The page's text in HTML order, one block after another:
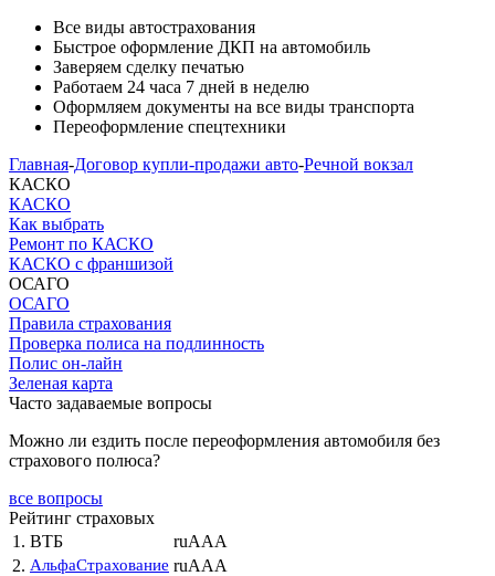
Все виды автострахования
Быстрое оформление ДКП на автомобиль
Заверяем сделку печатью
Работаем 24 часа 7 дней в неделю
Оформляем документы на все виды транспорта
Переоформление спецтехники
Главная-Договор купли-продажи авто-Речной вокзал
КАСКО
КАСКО
Как выбрать
Ремонт по КАСКО
КАСКО с франшизой
ОСАГО
ОСАГО
Правила страхования
Проверка полиса на подлинность
Полис он-лайн
Зеленая карта
Часто задаваемые вопросы
Можно ли ездить после переоформления автомобиля без
страхового полюса?
все вопросы
Рейтинг страховых
1. ВТБ
ruAAA
2. АльфаСтрахование ruAAA